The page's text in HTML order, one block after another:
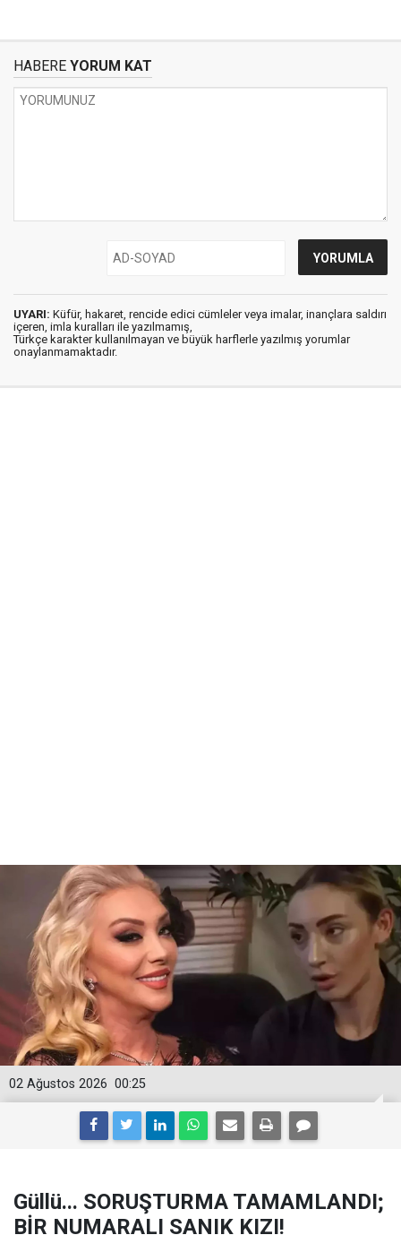
HABERE YORUM KAT
UYARI: Küfür, hakaret, rencide edici cümleler veya imalar, inançlara saldırı
içeren, imla kuralları ile yazılmamış,
Türkçe karakter kullanılmayan ve büyük harflerle yazılmış yorumlar
onaylanmamaktadır.
00:25
02 Ağustos 2026
Güllü... SORUŞTURMA TAMAMLANDI;
BİR NUMARALI SANIK KIZI!